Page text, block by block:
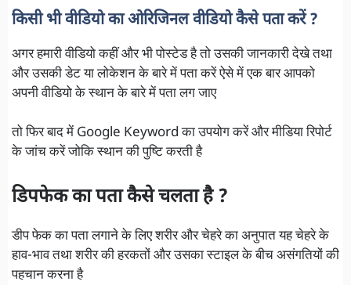
किसी भी वीडियो का ओरिजिनल वीडियो कैसे पता करें ?
अगर हमारी वीडियो कहीं और भी पोस्टेड है तो उसकी जानकारी देखे तथा
और उसकी डेट या लोकेशन के बारे में पता करें ऐसे में एक बार आपको
अपनी वीडियो के स्थान के बारे में पता लग जाए
तो फिर बाद में Google Keyword का उपयोग करें और मीडिया रिपोर्ट
के जांच करें जोकि स्थान की पुष्टि करती है
डिपफेक का पता कैसे चलता है ?
डीप फेक का पता लगाने के लिए शरीर और चेहरे का अनुपात यह चेहरे के
हाव-भाव तथा शरीर की हरकतों और उसका स्टाइल के बीच असंगतियों की
पहचान करना है